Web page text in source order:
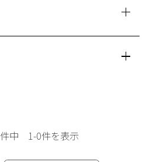
件中 1-0件を表示